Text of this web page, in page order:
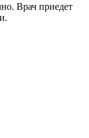
Врач приедет